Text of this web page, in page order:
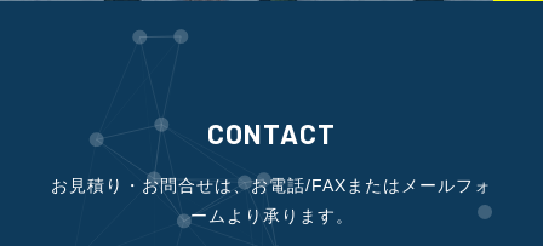
CONTACT
お見積り・お問合せは、お電話/FAXまたはメールフォ
ームより承ります。